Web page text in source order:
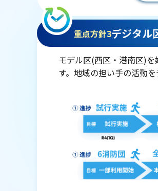
重点方針3デジタル
モデル区(西区・港南区)
す。地域の担い手の活動を